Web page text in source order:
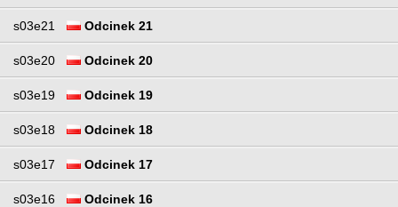
s03e21 Odcinek 21
s03e20 Odcinek 20
s03e19 Odcinek 19
s03e18 Odcinek 18
s03e17 Odcinek 17
s03e16 Odcinek 16